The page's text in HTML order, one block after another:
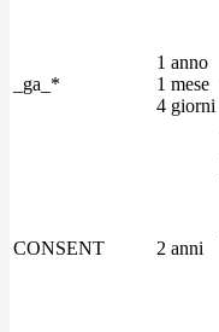
_ga_*
1 anno
1 mese
4 giorni
CONSENT 2 anni